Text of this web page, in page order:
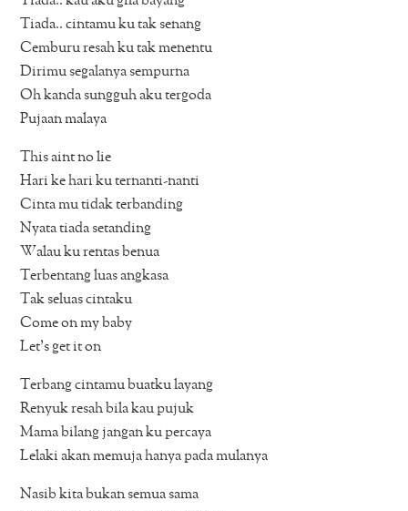
Tiada.. cintamu ku tak senang
Cemburu resah ku tak menentu
Dirimu segalanya sempurna
Oh kanda sungguh aku tergoda
Pujaan malaya
This aint no lie
Hari ke hari ku ternanti-nanti
Cinta mu tidak terbanding
Nyata tiada setanding
Walau ku rentas benua
Terbentang luas angkasa
Tak seluas cintaku
Come on my baby
Let’s get it on
Terbang cintamu buatku layang
Renyuk resah bila kau pujuk
Mama bilang jangan ku percaya
Lelaki akan memuja hanya pada mulanya
Nasib kita bukan semua sama